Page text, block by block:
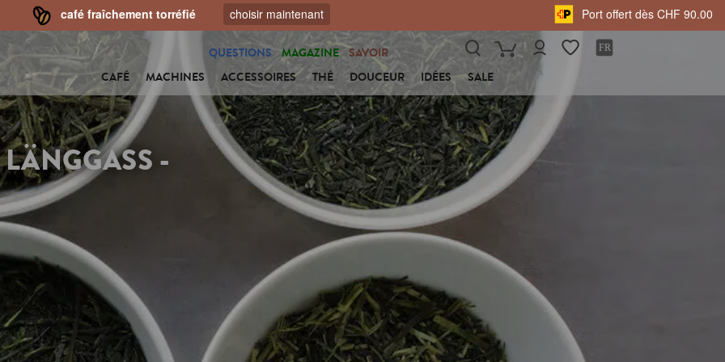
café fraîchement torréfié choisir maintenant Port offert dès CHF 90.00
CAFÉ MACHINES ACCESSOIRES THÉ DOUCEUR IDÉES SALE
QUESTIONS MAGAZINE SAVOIR
-